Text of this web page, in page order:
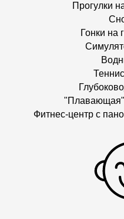
Прогулки
Гонки на
"Плавающая"
Фитнес-центр с